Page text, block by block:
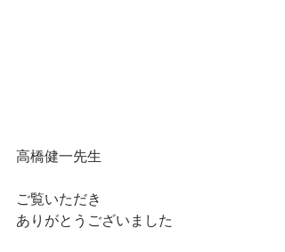
高橋健一先生
ご覧いただき
ありがとうございました